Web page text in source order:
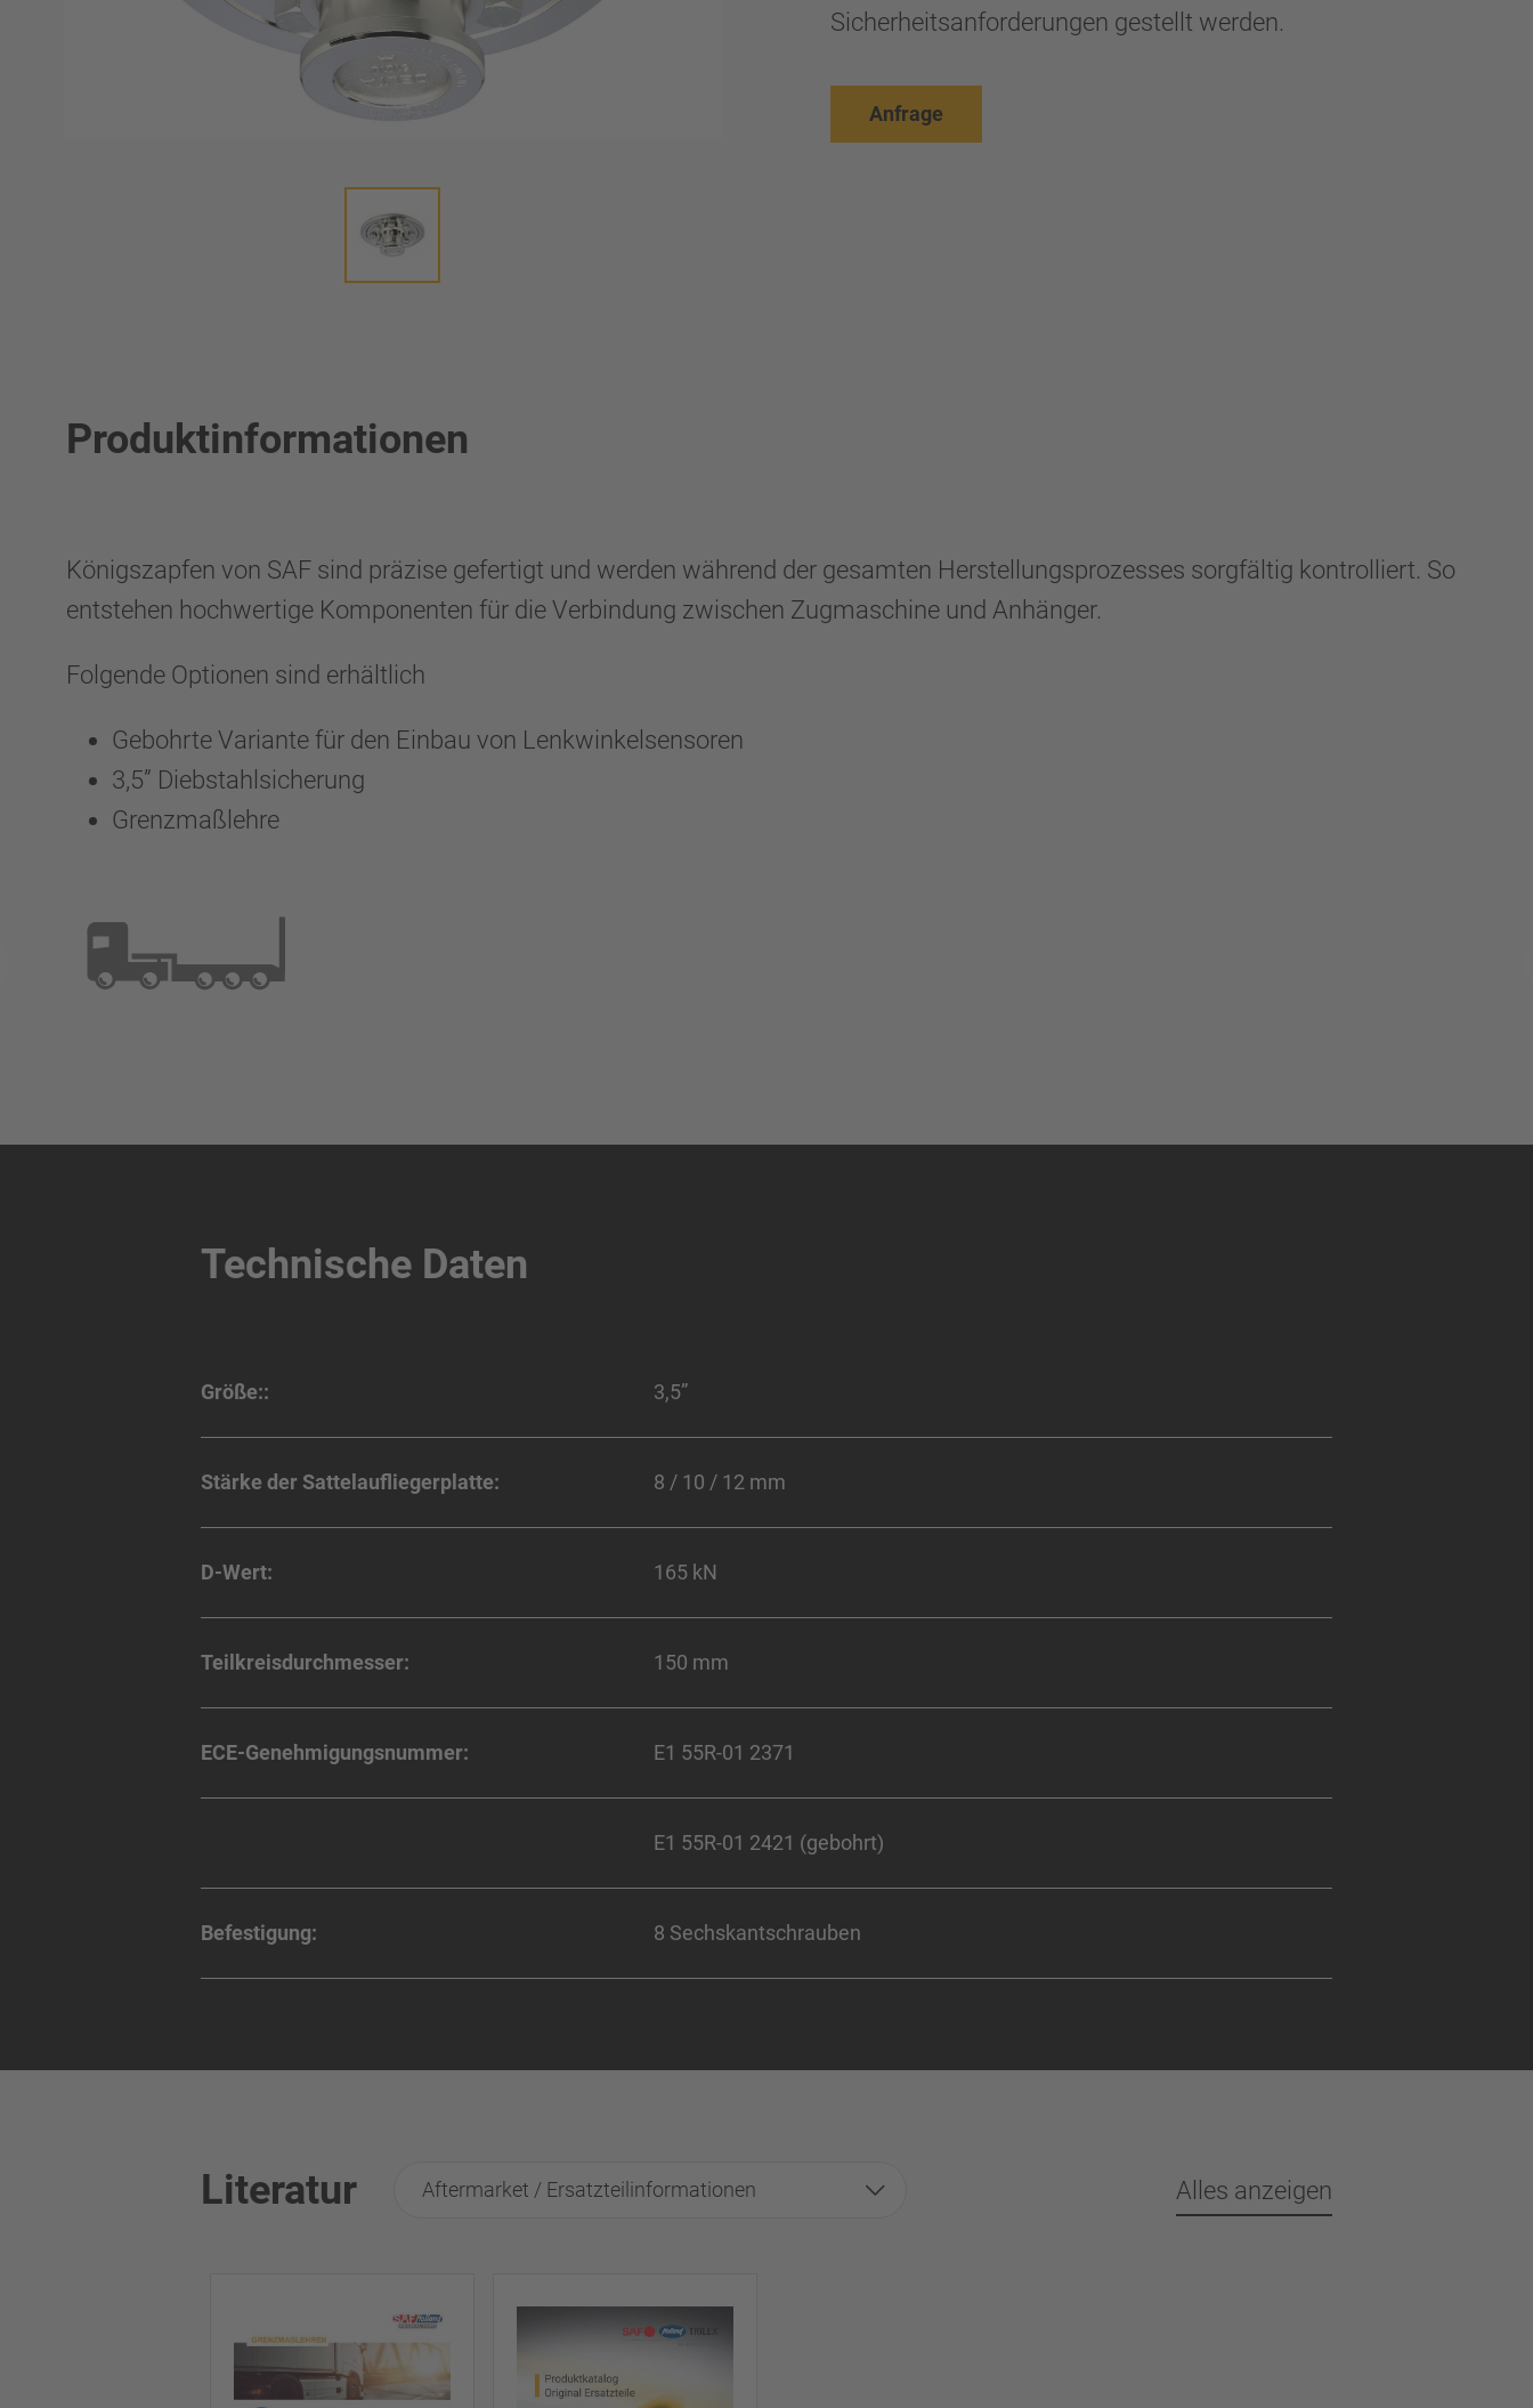
Sicherheitsanforderungen gestellt werden.
Anfrage
Produktinformationen
Königszapfen von SAF sind präzise gefertigt und werden während der gesamten Herstellungsprozesses sorgfältig kontrolliert. So
entstehen hochwertige Komponenten für die Verbindung zwischen Zugmaschine und Anhänger.
Folgende Optionen sind erhältlich
Gebohrte Variante für den Einbau von Lenkwinkelsensoren
3,5” Diebstahlsicherung
Grenzmaßlehre
Technische Daten
Größe:: 3,5”
Stärke der Sattelaufliegerplatte: 8 / 10 / 12 mm
D-Wert: 165 kN
Teilkreisdurchmesser: 150 mm
ECE-Genehmigungsnummer: E1 55R-01 2371
E1 55R-01 2421 (gebohrt)
Befestigung: 8 Sechskantschrauben
Literatur Aftermarket / Ersatzteilinformationen Alles anzeigen